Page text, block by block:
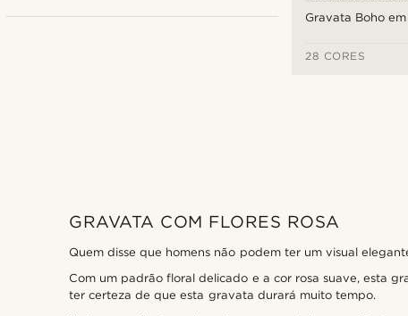
Gravata Boho
28 CORES
GRAVATA COM FLORES ROSA
Quem disse que homens não podem ter um visual
Com um padrão floral delicado e a cor rosa suave, esta
ter certeza de que esta gravata durará muito tempo.